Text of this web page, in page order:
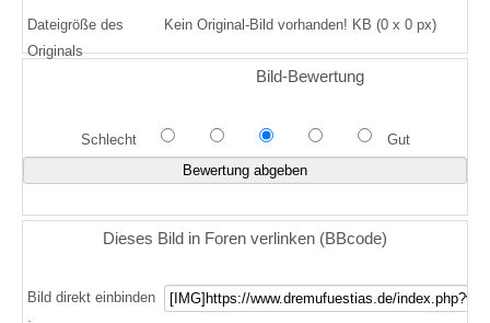
Dateigröße des
Originals
Kein Original-Bild vorhanden! KB (0 x 0 px)
Bild-Bewertung
Schlecht Gut
Dieses Bild in Foren verlinken (BBcode)
Bild direkt einbinden